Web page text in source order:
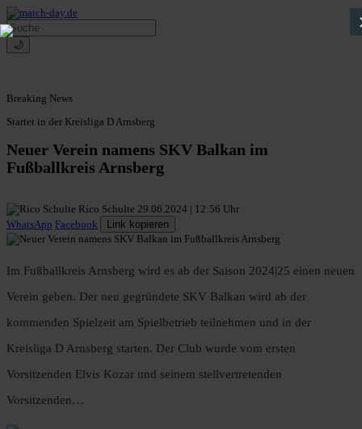
🌙
Breaking News
Startet in der Kreisliga D Arnsberg
Neuer Verein namens SKV Balkan im
Fußballkreis Arnsberg
Rico Schulte 29.06.2024 | 12:56 Uhr
WhatsApp Facebook Link kopieren
Im Fußballkreis Arnsberg wird es ab der Saison 2024|25 einen neuen
Verein geben. Der neu gegründete SKV Balkan wird ab der
kommenden Spielzeit am Spielbetrieb teilnehmen und in der
Kreisliga D Arnsberg starten. Der Club wurde vom ersten
Vorsitzenden Elvis Kozar und seinem stellvertretenden
Vorsitzenden…